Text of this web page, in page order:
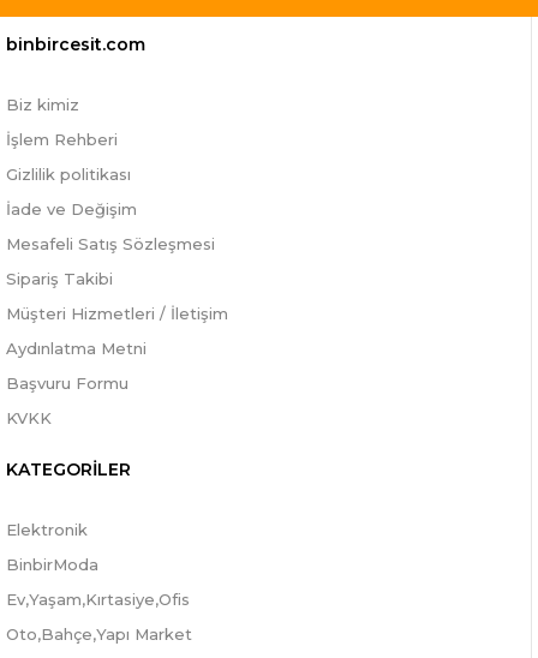
binbircesit.com
Biz kimiz
İşlem Rehberi
Gizlilik politikası
İade ve Değişim
Mesafeli Satış Sözleşmesi
Sipariş Takibi
Müşteri Hizmetleri / İletişim
Aydınlatma Metni
Başvuru Formu
KVKK
KATEGORİLER
Elektronik
BinbirModa
Ev,Yaşam,Kırtasiye,Ofis
Oto,Bahçe,Yapı Market